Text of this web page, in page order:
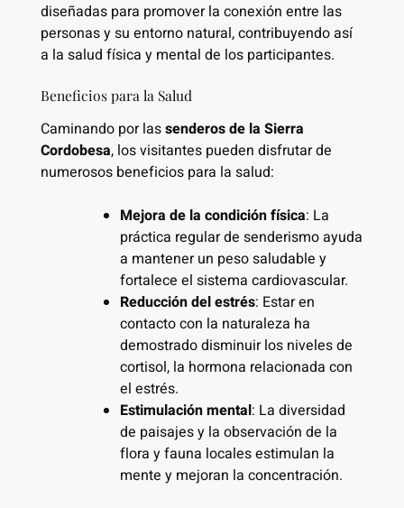
diseñadas para promover la conexión entre las
personas y su entorno natural, contribuyendo así
a la salud física y mental de los participantes.
Beneficios para la Salud
Caminando por lassenderos de la Sierra
Cordobesa, los visitantes pueden disfrutar de
numerosos beneficios para la salud:
Mejora de la condición física: La
práctica regular de senderismo ayuda
a mantener un peso saludable y
fortalece el sistema cardiovascular.
Reducción del estrés: Estar en
contacto con la naturaleza ha
demostrado disminuir los niveles de
cortisol, la hormona relacionada con
el estrés.
Estimulación mental: La diversidad
de paisajes y la observación de la
flora y fauna locales estimulan la
mente y mejoran la concentración.